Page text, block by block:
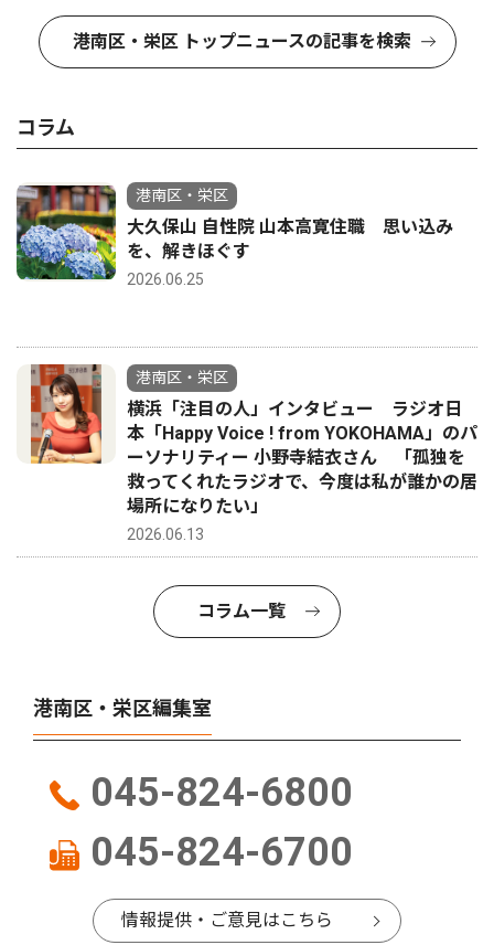
港南区・栄区 トップニュースの記事を検索
コラム
港南区・栄区
大久保山 自性院 山本高寛住職 思い込み
を、解きほぐす
2026.06.25
港南区・栄区
横浜「注目の人」インタビュー ラジオ日
本「Happy Voice ! from YOKOHAMA」のパ
ーソナリティー 小野寺結衣さん 「孤独を
救ってくれたラジオで、今度は私が誰かの居
場所になりたい」
2026.06.13
コラム一覧
港南区・栄区編集室
045-824-6800
045-824-6700
情報提供・ご意見はこちら